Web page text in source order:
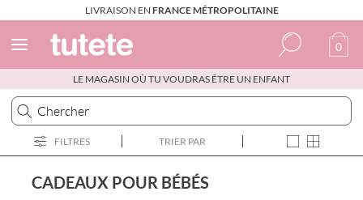
LIVRAISON EN FRANCE MÉTROPOLITAINE
Espagnol
Italien
Anglais
Portugais
0
LE MAGASIN OÙ TU VOUDRAS ÊTRE UN ENFANT
FILTRES TRIER PAR
CADEAUX POUR BÉBÉS